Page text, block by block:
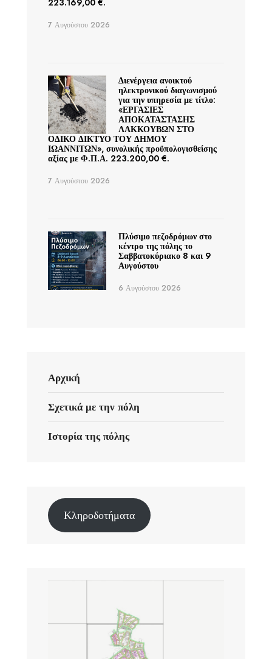
223.169,00 €.
7 Αυγούστου 2026
Διενέργεια ανοικτού
ηλεκτρονικού διαγωνισμού
για την υπηρεσία με τίτλο:
«ΕΡΓΑΣΙΕΣ
ΑΠΟΚΑΤΑΣΤΑΣΗΣ
ΛΑΚΚΟΥΒΩΝ ΣΤΟ
ΟΔΙΚΟ ΔΙΚΤΥΟ ΤΟΥ ΔΗΜΟΥ
ΙΩΑΝΝΙΤΩΝ», συνολικής προϋπολογισθείσης
αξίας με Φ.Π.Α. 223.200,00 €.
7 Αυγούστου 2026
Πλύσιμο πεζοδρόμων στο
κέντρο της πόλης το
Σαββατοκύριακο 8 και 9
Αυγούστου
6 Αυγούστου 2026
Αρχική
Σχετικά με την πόλη
Ιστορία της πόλης
Κληροδοτήματα